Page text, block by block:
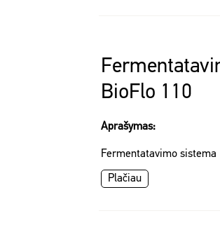
BioFlo 110
Aprašymas:
Fermentatavimo sistema
Plačiau